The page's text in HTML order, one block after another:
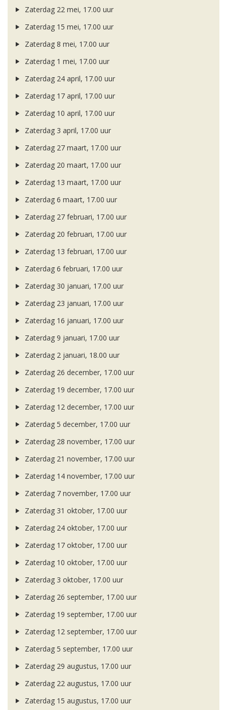
Zaterdag 22 mei, 17.00 uur
Zaterdag 15 mei, 17.00 uur
Zaterdag 8 mei, 17.00 uur
Zaterdag 1 mei, 17.00 uur
Zaterdag 24 april, 17.00 uur
Zaterdag 17 april, 17.00 uur
Zaterdag 10 april, 17.00 uur
Zaterdag 3 april, 17.00 uur
Zaterdag 27 maart, 17.00 uur
Zaterdag 20 maart, 17.00 uur
Zaterdag 13 maart, 17.00 uur
Zaterdag 6 maart, 17.00 uur
Zaterdag 27 februari, 17.00 uur
Zaterdag 20 februari, 17.00 uur
Zaterdag 13 februari, 17.00 uur
Zaterdag 6 februari, 17.00 uur
Zaterdag 30 januari, 17.00 uur
Zaterdag 23 januari, 17.00 uur
Zaterdag 16 januari, 17.00 uur
Zaterdag 9 januari, 17.00 uur
Zaterdag 2 januari, 18.00 uur
Zaterdag 26 december, 17.00 uur
Zaterdag 19 december, 17.00 uur
Zaterdag 12 december, 17.00 uur
Zaterdag 5 december, 17.00 uur
Zaterdag 28 november, 17.00 uur
Zaterdag 21 november, 17.00 uur
Zaterdag 14 november, 17.00 uur
Zaterdag 7 november, 17.00 uur
Zaterdag 31 oktober, 17.00 uur
Zaterdag 24 oktober, 17.00 uur
Zaterdag 17 oktober, 17.00 uur
Zaterdag 10 oktober, 17.00 uur
Zaterdag 3 oktober, 17.00 uur
Zaterdag 26 september, 17.00 uur
Zaterdag 19 september, 17.00 uur
Zaterdag 12 september, 17.00 uur
Zaterdag 5 september, 17.00 uur
Zaterdag 29 augustus, 17.00 uur
Zaterdag 22 augustus, 17.00 uur
Zaterdag 15 augustus, 17.00 uur